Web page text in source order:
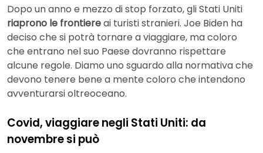
Dopo un anno e mezzo di stop forzato, gli Stati Uniti
riaprono le frontiereai turisti stranieri. Joe Biden ha
deciso che si potrà tornare a viaggiare, ma coloro
che entrano nel suo Paese dovranno rispettare
alcune regole. Diamo uno sguardo alla normativa che
devono tenere bene a mente coloro che intendono
avventurarsi oltreoceano.
Covid, viaggiare negli Stati Uniti: da
novembre si può